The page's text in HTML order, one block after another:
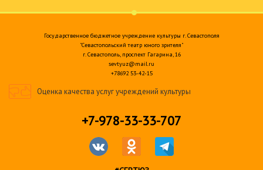
Государственное бюджетное учреждение культуры г. Севастополя
"Севастопольский театр юного зрителя"
г. Севастополь, проспект Гагарина, 16
sevtyuz@mail.ru
+78692 53-42-15
Оценка качества услуг учреждений культуры
+7-978-33-33-707